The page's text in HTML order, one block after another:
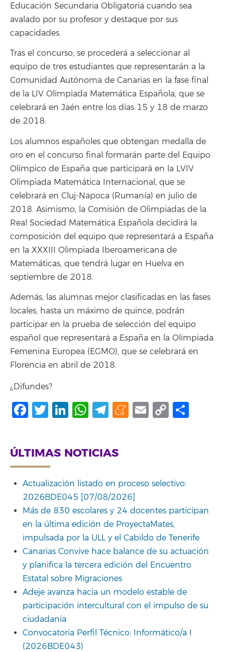
Educación Secundaria Obligatoria cuando sea
avalado por su profesor y destaque por sus
capacidades.
Tras el concurso, se procederá a seleccionar al
equipo de tres estudiantes que representarán a la
Comunidad Autónoma de Canarias en la fase final
de la LIV Olimpiada Matemática Española, que se
celebrará en Jaén entre los días 15 y 18 de marzo
de 2018.
Los alumnos españoles que obtengan medalla de
oro en el concurso final formarán parte del Equipo
Olímpico de España que participará en la LVIV
Olimpiada Matemática Internacional, que se
celebrará en Cluj-Napoca (Rumanía) en julio de
2018. Asimismo, la Comisión de Olimpiadas de la
Real Sociedad Matemática Española decidirá la
composición del equipo que representará a España
en la XXXIII Olimpiada Iberoamericana de
Matemáticas, que tendrá lugar en Huelva en
septiembre de 2018.
Además, las alumnas mejor clasificadas en las fases
locales, hasta un máximo de quince, podrán
participar en la prueba de selección del equipo
español que representará a España en la Olimpiada
Femenina Europea (EGMO), que se celebrará en
Florencia en abril de 2018.
¿Difundes?
Facebook
Twitter
LinkedIn
WhatsApp
Telegram
Meneame
Email
Copy
ÚLTIMAS NOTICIAS
Actualización listado en proceso selectivo:
2026BDE045 [07/08/2026]
Más de 830 escolares y 24 docentes participan
en la última edición de ProyectaMates,
impulsada por la ULL y el Cabildo de Tenerife
Canarias Convive hace balance de su actuación
y planifica la tercera edición del Encuentro
Estatal sobre Migraciones
Adeje avanza hacia un modelo estable de
participación intercultural con el impulso de su
ciudadanía
Convocatoria Perfil Técnico: Informático/a I
(2026BDE043)